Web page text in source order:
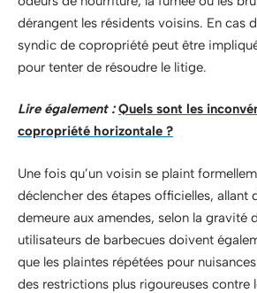
dérangent les résidents voisins. En cas
syndic de copropriété peut être
pour tenter de résoudre le litige.
Lire également : Quels sont les
copropriété horizontale ?
Une fois qu’un voisin se plaint
déclencher des étapes officielles, allant
demeure aux amendes, selon la gravité
utilisateurs de barbecues doivent
que les plaintes répétées pour
des restrictions plus rigoureuses contre